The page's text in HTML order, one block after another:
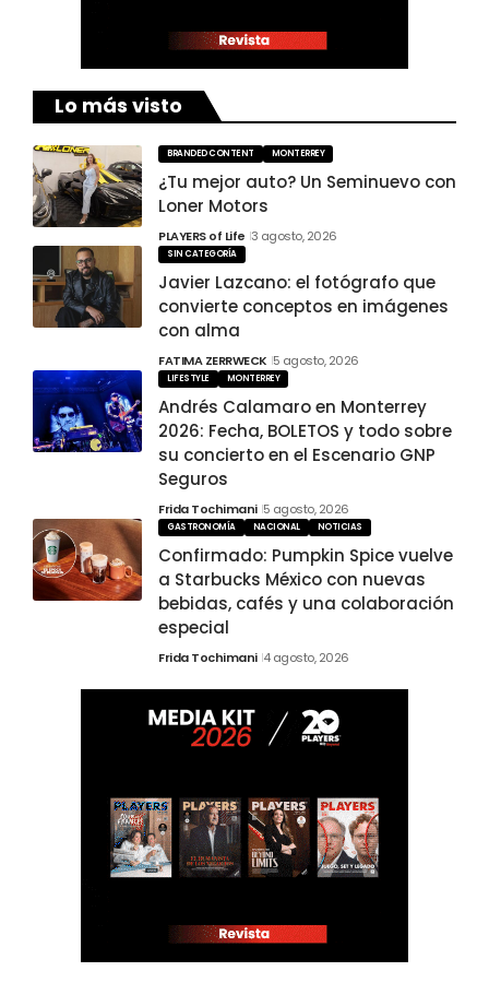
Lo más visto
BRANDED CONTENT MONTERREY
¿Tu mejor auto? Un Seminuevo con
Loner Motors
PLAYERS of Life 3 agosto, 2026
SIN CATEGORÍA
Javier Lazcano: el fotógrafo que
convierte conceptos en imágenes
con alma
FATIMA ZERRWECK 5 agosto, 2026
LIFESTYLE MONTERREY
Andrés Calamaro en Monterrey
2026: Fecha, BOLETOS y todo sobre
su concierto en el Escenario GNP
Seguros
Frida Tochimani 5 agosto, 2026
GASTRONOMÍA NACIONAL NOTICIAS
Confirmado: Pumpkin Spice vuelve
a Starbucks México con nuevas
bebidas, cafés y una colaboración
especial
Frida Tochimani 4 agosto, 2026